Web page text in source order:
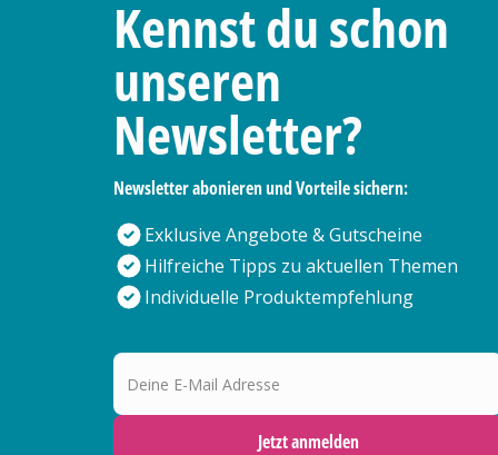
Kennst du schon
unseren
Newsletter?
Newsletter abonieren und Vorteile sichern:
Exklusive Angebote & Gutscheine
Hilfreiche Tipps zu aktuellen Themen
Individuelle Produktempfehlung
Deine E-Mail Adresse
Jetzt anmelden